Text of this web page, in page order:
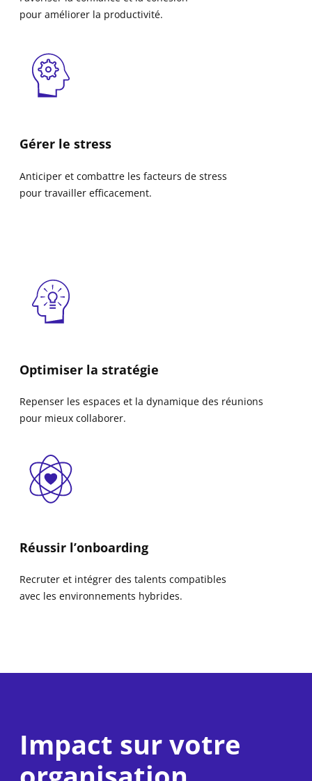
pour améliorer la productivité.
Gérer le stress
Anticiper et combattre les facteurs de stress
pour travailler efficacement.
Optimiser la stratégie
Repenser les espaces et la dynamique des réunions
pour mieux collaborer.
Réussir l’onboarding
Recruter et intégrer des talents compatibles
avec les environnements hybrides.
Impact sur votre